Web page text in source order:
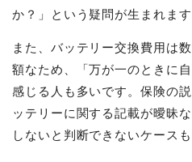
か？」という疑問が生まれます
また、バッテリー交換費用は
額なため、「万が一のときに
感じる人も多いです。保険の
ッテリーに関する記載が曖昧
しないと判断できないケースも